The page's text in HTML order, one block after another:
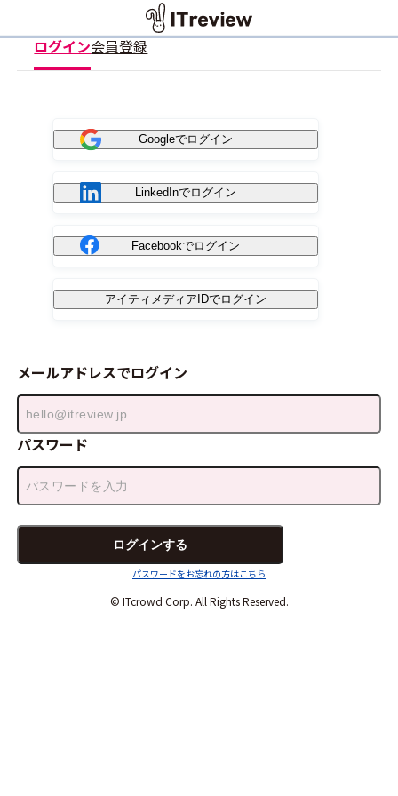
ログイン会員登録
Googleでログイン
LinkedInでログイン
Facebookでログイン
アイティメディアIDでログイン
メールアドレスでログイン
パスワード
パスワードをお忘れの方はこちら
© ITcrowd Corp. All Rights Reserved.